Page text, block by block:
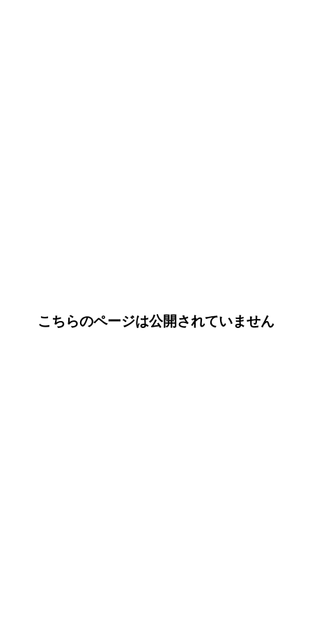
こちらのページは公開されていません